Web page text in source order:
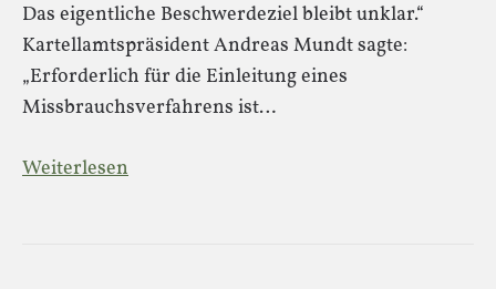
Das eigentliche Beschwerdeziel bleibt unklar.“
Kartellamtspräsident Andreas Mundt sagte:
„Erforderlich für die Einleitung eines
Missbrauchsverfahrens ist…
Weiterlesen